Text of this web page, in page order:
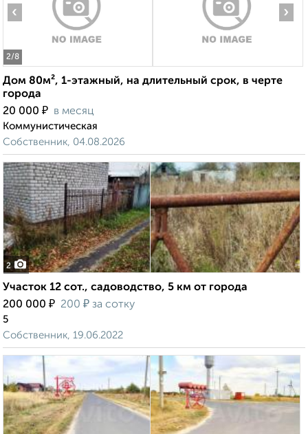
2/8
‹ ›
Дом 80м², 1-этажный, на длительный срок, в черте
города
20 000 ₽ в месяц
Коммунистическая
Собственник, 04.08.2026
2
Участок 12 сот., садоводство, 5 км от города
200 000 ₽ 200 ₽ за сотку
5
Собственник, 19.06.2022